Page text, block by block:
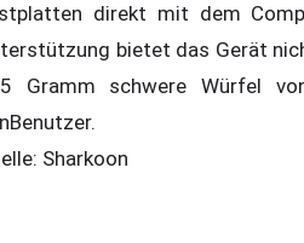
direkt mit dem
bietet das Gerät
Gramm schwere Würfel
Sharkoon